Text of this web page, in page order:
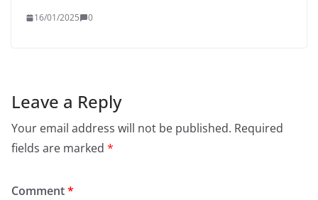
16/01/2025 0
Leave a Reply
Your email address will not be published. Required
fields are marked *
Comment*